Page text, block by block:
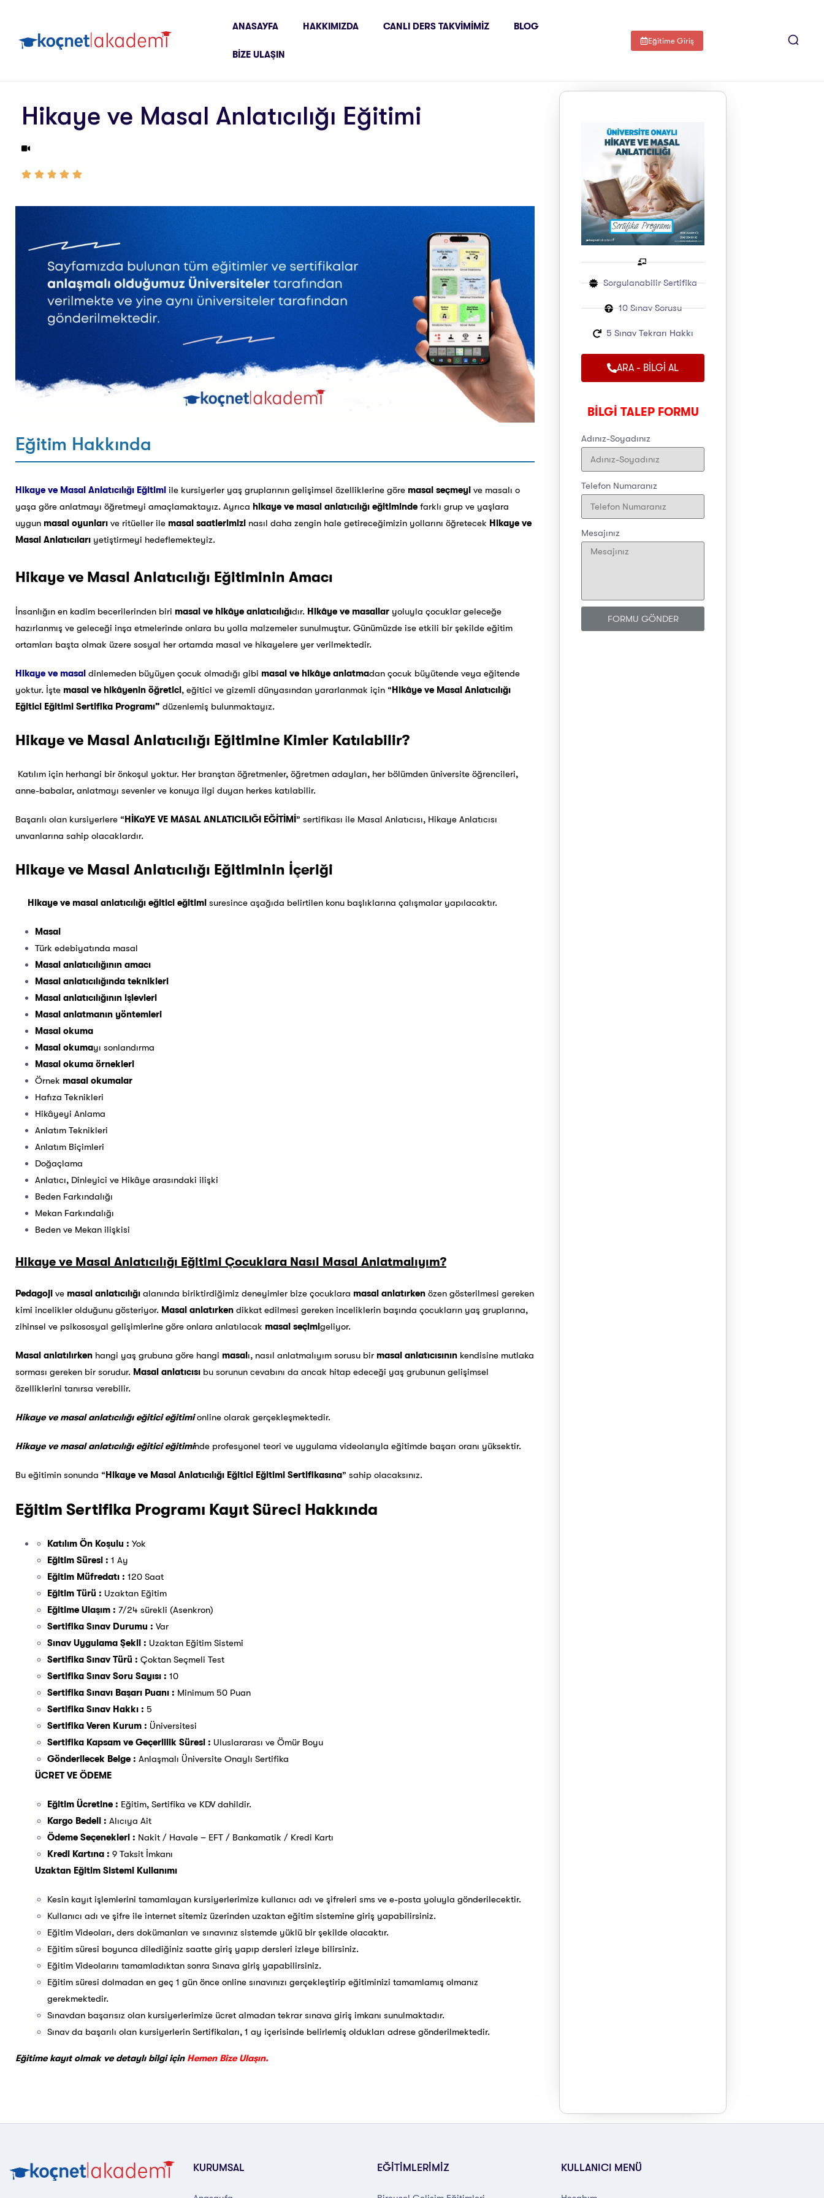
ANASAYFA HAKKIMIZDA CANLI DERS TAKVIMIMIZ BLOG
BIZE ULAŞIN
Eğitime Giriş
Hikaye ve Masal Anlatıcılığı Eğitimi
Eğitim Hakkında
Hikaye ve Masal Anlatıcılığı Eğitimi ile kursiyerler yaş gruplarının gelişimsel özelliklerine göre masal seçmeyi ve masalı o
yaşa göre anlatmayı öğretmeyi amaçlamaktayız. Ayrıca hikaye ve masal anlatıcılığı eğitiminde farklı grup ve yaşlara
uygun masal oyunları ve ritüeller ile masal saatlerimizi nasıl daha zengin hale getireceğimizin yollarını öğretecek Hikaye ve
Masal Anlatıcıları yetiştirmeyi hedeflemekteyiz.
Hikaye ve Masal Anlatıcılığı Eğitiminin Amacı
İnsanlığın en kadim becerilerinden biri masal ve hikâye anlatıcılığıdır. Hikâye ve masallar yoluyla çocuklar geleceğe
hazırlanmış ve geleceği inşa etmelerinde onlara bu yolla malzemeler sunulmuştur. Günümüzde ise etkili bir şekilde eğitim
ortamları başta olmak üzere sosyal her ortamda masal ve hikayelere yer verilmektedir.
Hikaye ve masal dinlemeden büyüyen çocuk olmadığı gibi masal ve hikâye anlatmadan çocuk büyütende veya eğitende
yoktur. İşte masal ve hikâyenin öğretici, eğitici ve gizemli dünyasından yararlanmak için “Hikâye ve Masal Anlatıcılığı
Eğitici Eğitimi Sertifika Programı” düzenlemiş bulunmaktayız.
Hikaye ve Masal Anlatıcılığı Eğitimine Kimler Katılabilir?
Katılım için herhangi bir önkoşul yoktur. Her branştan öğretmenler, öğretmen adayları, her bölümden üniversite öğrencileri,
anne-babalar, anlatmayı sevenler ve konuya ilgi duyan herkes katılabilir.
Başarılı olan kursiyerlere “HİKaYE VE MASAL ANLATICILIĞI EĞİTİMİ” sertifikası ile Masal Anlatıcısı, Hikaye Anlatıcısı
unvanlarına sahip olacaklardır.
Hikaye ve Masal Anlatıcılığı Eğitiminin İçeriği
Hikaye ve masal anlatıcılığı eğitici eğitimi suresince aşağıda belirtilen konu başlıklarına çalışmalar yapılacaktır.
Masal
Türk edebiyatında masal
Masal anlatıcılığının amacı
Masal anlatıcılığında teknikleri
Masal anlatıcılığının işlevleri
Masal anlatmanın yöntemleri
Masal okuma
Masal okumayı sonlandırma
Masal okuma örnekleri
Örnek masal okumalar
Hafıza Teknikleri
Hikâyeyi Anlama
Anlatım Teknikleri
Anlatım Biçimleri
Doğaçlama
Anlatıcı, Dinleyici ve Hikâye arasındaki ilişki
Beden Farkındalığı
Mekan Farkındalığı
Beden ve Mekan ilişkisi
Hikaye ve Masal Anlatıcılığı Eğitimi Çocuklara Nasıl Masal Anlatmalıyım?
Pedagoji ve masal anlatıcılığı alanında biriktirdiğimiz deneyimler bize çocuklara masal anlatırken özen gösterilmesi gereken
kimi incelikler olduğunu gösteriyor. Masal anlatırken dikkat edilmesi gereken inceliklerin başında çocukların yaş gruplarına,
zihinsel ve psikososyal gelişimlerine göre onlara anlatılacak masal seçimigeliyor.
Masal anlatılırken hangi yaş grubuna göre hangi masalı, nasıl anlatmalıyım sorusu bir masal anlatıcısının kendisine mutlaka
sorması gereken bir sorudur. Masal anlatıcısı bu sorunun cevabını da ancak hitap edeceği yaş grubunun gelişimsel
özelliklerini tanırsa verebilir.
Hikaye ve masal anlatıcılığı eğitici eğitimionline olarak gerçekleşmektedir.
Hikaye ve masal anlatıcılığı eğitici eğitiminde profesyonel teori ve uygulama videolarıyla eğitimde başarı oranı yüksektir.
Bu eğitimin sonunda “Hikaye ve Masal Anlatıcılığı Eğitici Eğitimi Sertifikasına” sahip olacaksınız.
Eğitim Sertifika Programı Kayıt Süreci Hakkında
Katılım Ön Koşulu : Yok
Eğitim Süresi : 1 Ay
Eğitim Müfredatı : 120 Saat
Eğitim Türü : Uzaktan Eğitim
Eğitime Ulaşım : 7/24 sürekli (Asenkron)
Sertifika Sınav Durumu : Var
Sınav Uygulama Şekli : Uzaktan Eğitim Sistemi
Sertifika Sınav Türü : Çoktan Seçmeli Test
Sertifika Sınav Soru Sayısı : 10
Sertifika Sınavı Başarı Puanı : Minimum 50 Puan
Sertifika Sınav Hakkı : 5
Sertifika Veren Kurum : Üniversitesi
Sertifika Kapsam ve Geçerlilik Süresi : Uluslararası ve Ömür Boyu
Gönderilecek Belge : Anlaşmalı Üniversite Onaylı Sertifika
ÜCRET VE ÖDEME
Eğitim Ücretine : Eğitim, Sertifika ve KDV dahildir.
Kargo Bedeli : Alıcıya Ait
Ödeme Seçenekleri : Nakit / Havale – EFT / Bankamatik / Kredi Kartı
Kredi Kartına : 9 Taksit İmkanı
Uzaktan Eğitim Sistemi Kullanımı
Kesin kayıt işlemlerini tamamlayan kursiyerlerimize kullanıcı adı ve şifreleri sms ve e-posta yoluyla gönderilecektir.
Kullanıcı adı ve şifre ile internet sitemiz üzerinden uzaktan eğitim sistemine giriş yapabilirsiniz.
Eğitim Videoları, ders dokümanları ve sınavınız sistemde yüklü bir şekilde olacaktır.
Eğitim süresi boyunca dilediğiniz saatte giriş yapıp dersleri izleye bilirsiniz.
Eğitim Videolarını tamamladıktan sonra Sınava giriş yapabilirsiniz.
Eğitim süresi dolmadan en geç 1 gün önce online sınavınızı gerçekleştirip eğitiminizi tamamlamış olmanız
gerekmektedir.
Sınavdan başarısız olan kursiyerlerimize ücret almadan tekrar sınava giriş imkanı sunulmaktadır.
Sınav da başarılı olan kursiyerlerin Sertifikaları, 1 ay içerisinde belirlemiş oldukları adrese gönderilmektedir.
Eğitime kayıt olmak ve detaylı bilgi için Hemen Bize Ulaşın.
Sorgulanabilir Sertifika
10 Sınav Sorusu
5 Sınav Tekrarı Hakkı
ARA - BİLGİ AL
BİLGİ TALEP FORMU
Adınız-Soyadınız
Telefon Numaranız
Mesajınız
FORMU GÖNDER
KURUMSAL EĞİTİMLERİMİZ KULLANICI MENÜ